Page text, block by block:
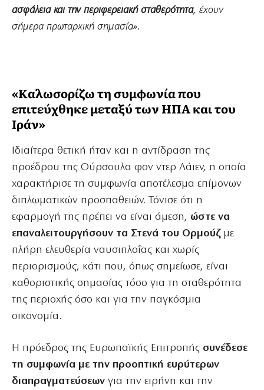
ασφάλεια και την περιφερειακή σταθερότητα, έχουν
σήμερα πρωταρχική σημασία».
«Καλωσορίζω τη συμφωνία που
επιτεύχθηκε μεταξύ των ΗΠΑ και του
Ιράν»
Ιδιαίτερα θετική ήταν και η αντίδραση της
προέδρου της Ούρσουλα φον ντερ Λάιεν, η οποία
χαρακτήρισε τη συμφωνία αποτέλεσμα επίμονων
διπλωματικών προσπαθειών. Τόνισε ότι η
εφαρμογή της πρέπει να είναι άμεση, ώστε να
επαναλειτουργήσουν τα Στενά του Ορμούζμε
πλήρη ελευθερία ναυσιπλοΐας και χωρίς
περιορισμούς, κάτι που, όπως σημείωσε, είναι
καθοριστικής σημασίας τόσο για τη σταθερότητα
της περιοχής όσο και για την παγκόσμια
οικονομία.
Η πρόεδρος της Ευρωπαϊκής Επιτροπής συνέδεσε
τη συμφωνία με την προοπτική ευρύτερων
διαπραγματεύσεων για την ειρήνη και την